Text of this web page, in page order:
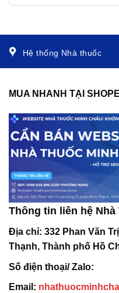
Hệ thống Nhà thuốc
MUA NHANH TẠI
Thông tin liên hệ Nhà
Địa chỉ: 332 Phan Văn
Thạnh, Thành phố Hồ
Số điện thoại/ Zalo:
Email: